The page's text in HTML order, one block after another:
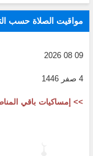
مواقيت الصلاة حسب
09 08 2026
4 صفر 1446
>> إمساكيات باقي